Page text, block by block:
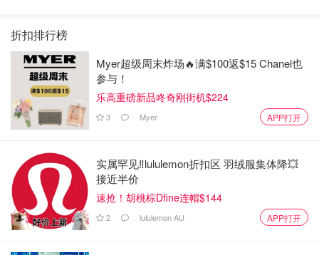
1、秘贴焕然新生修护精华
推荐指数🌟🌟🌟🌟🌟
秘贴精华是Whoo的明星产品，适用所有年龄段/所有肤质
主打建立肌肤自我修复能力，改善细纹、保护皮肤屏障、赋
予皮肤弹性、令肌肤焕然润泽
蕴含4大精萃，添加冬虫夏草和莲花提取物成分，呈现肌肤
光彩活力。
使用感觉，这款精华大概可以排在我喜爱精华的前三，质地
折扣排行榜
Myer超级周末炸场🔥满$100返$15 Chanel也
参与！
乐高重磅新品咚奇刚街机$224
3 Myer APP打开
实属罕见‼️lululemon折扣区 羽绒服集体降💥
接近半价
速抢！胡桃棕Dfine连帽$144
2 lululemon AU APP打开